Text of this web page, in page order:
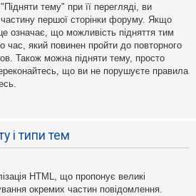
тему" при її перегляді, ви
першої сторінки форуму. Якщо
означає, що можливість підняття тим
час, який повинен пройти до повторного
Також можна підняти тему, просто
що ви не порушуєте правила
і типи тем
HTML, що пропонує великі
окремих частин повідомлення.